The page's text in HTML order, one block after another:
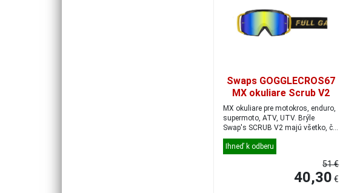
Swaps GOGGLECROS67
MX okuliare Scrub V2
Fullgaz
black/gold/iridium blue
MX okuliare pre motokros, enduro,
supermoto, ATV, UTV. Brýle
Swap's SCRUB V2 majú všetko, čo
by kval...
Ihneď k odberu
51 €
40,30 €